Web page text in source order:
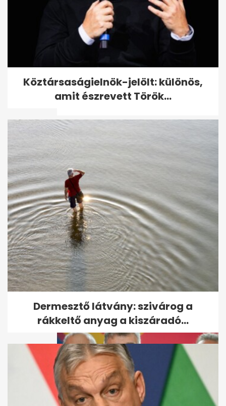
Magyar Székelyföldön
kérdezte fel Orbánt, hogy
miért nem védte...
Érvénytelenítették a román
elnökválasztás első fordulóját
Köztársaságielnök-jelölt: különös,
amit észrevett Török...
Dermesztő látvány: szivárog a
rákkeltő anyag a kiszáradó...